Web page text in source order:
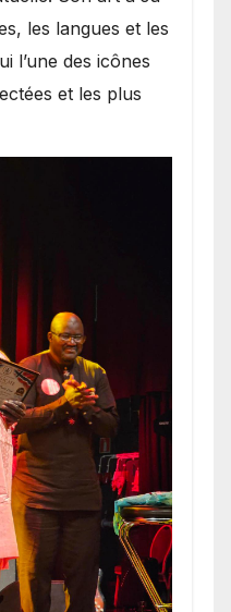
les langues et les
l’une des icônes
et les plus